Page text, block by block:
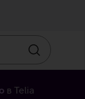
Искать
в Telia